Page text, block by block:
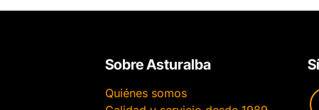
Sobre Asturalba
Quiénes somos